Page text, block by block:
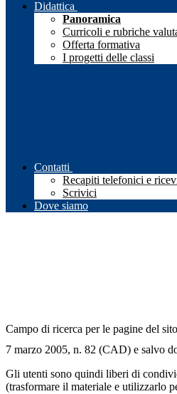
Didattica
Panoramica
Curricoli e rubriche
Offerta formativa
I progetti delle classi
Contatti
Recapiti telefonici e
Scrivici
Dove siamo
Campo di ricerca per le pagine del sito
7 marzo 2005, n. 82 (CAD) e salvo
Gli utenti sono quindi liberi di
(trasformare il materiale e utilizzarlo